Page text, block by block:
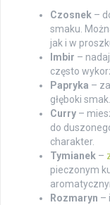
Czosnek –
smaku.
jak i w
Imbir –
często
Papryka –
głęboki smak.
Curry –
do
charakter.
Tymianek –
pieczonym
Rozmaryn –